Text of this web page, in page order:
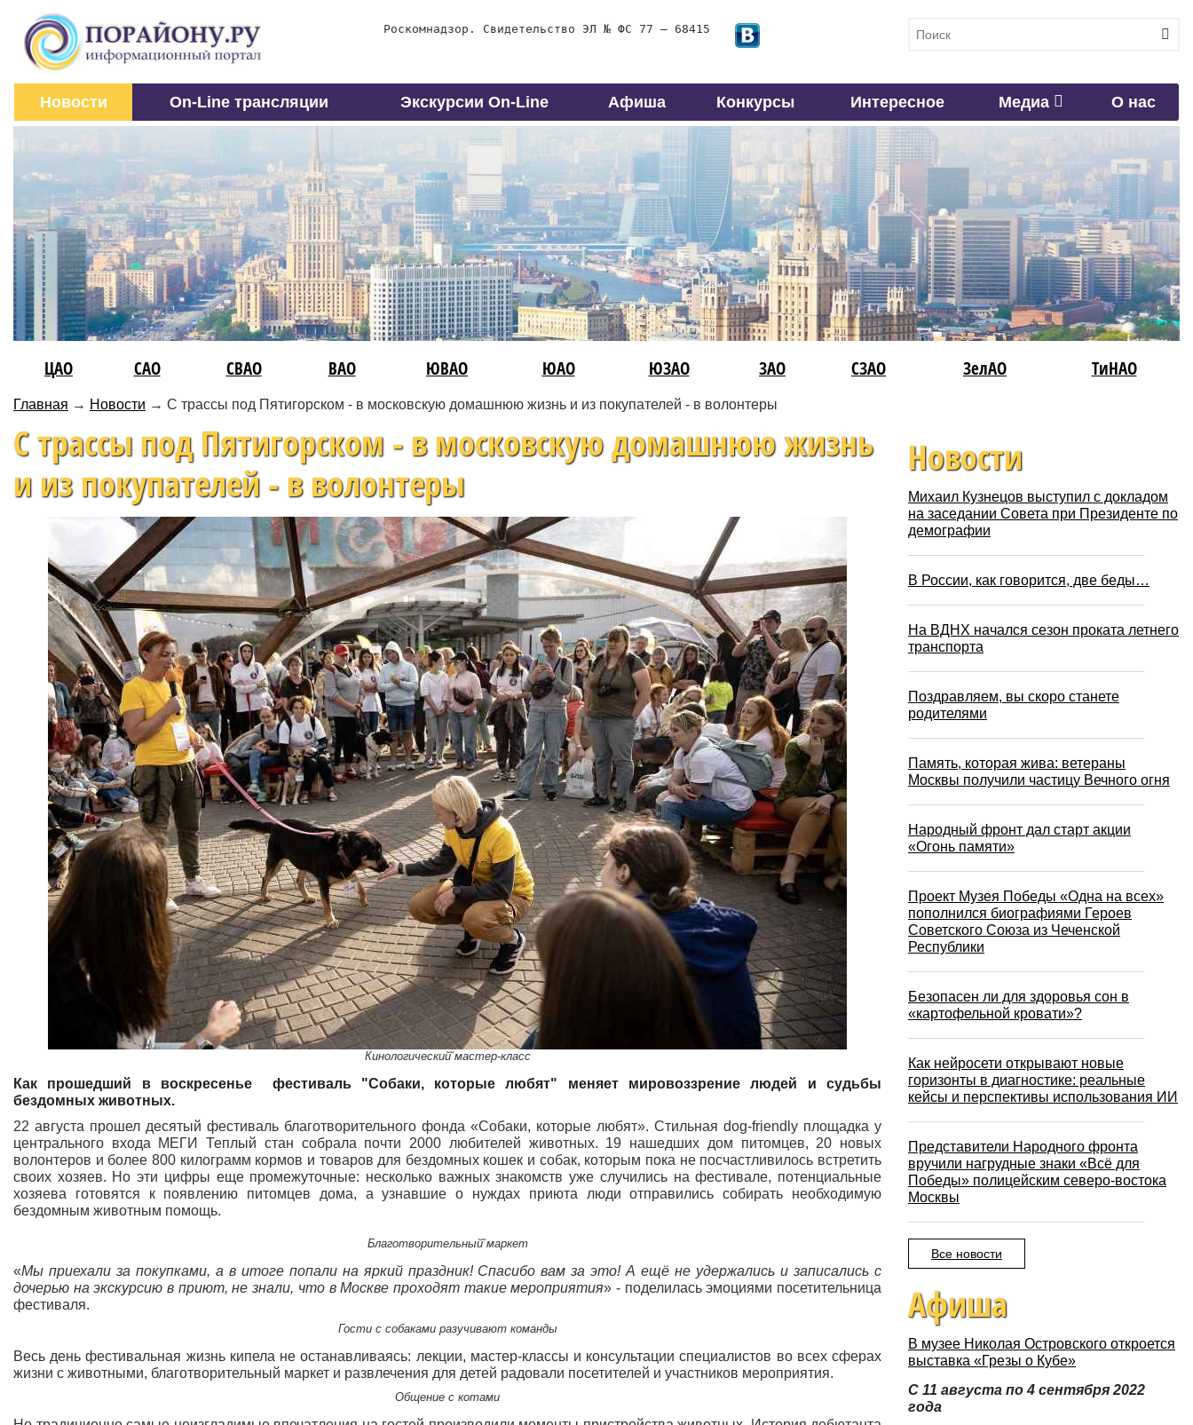
Роскомнадзор. Свидетельство ЭЛ № ФС 77 – 68415
Новости On-Line трансляции Экскурсии On-Line Афиша Конкурсы Интересное Медиа О нас
ЦАО САО СВАО ВАО ЮВАО ЮАО ЮЗАО ЗАО СЗАО ЗелАО ТиНАО
Главная → Новости → С трассы под Пятигорском - в московскую домашнюю жизнь и из покупателей - в волонтеры
С трассы под Пятигорском - в московскую домашнюю жизнь
и из покупателей - в волонтеры
Кинологический̆ мастер-класс
Как прошедший в воскресенье фестиваль "Собаки, которые любят" меняет мировоззрение людей и судьбы
бездомных животных.
22 августа прошел десятый фестиваль благотворительного фонда «Собаки, которые любят». Стильная dog-friendly площадка у
центрального входа МЕГИ Теплый стан собрала почти 2000 любителей животных. 19 нашедших дом питомцев, 20 новых
волонтеров и более 800 килограмм кормов и товаров для бездомных кошек и собак, которым пока не посчастливилось встретить
своих хозяев. Но эти цифры еще промежуточные: несколько важных знакомств уже случились на фестивале, потенциальные
хозяева готовятся к появлению питомцев дома, а узнавшие о нуждах приюта люди отправились собирать необходимую
бездомным животным помощь.
Благотворительный̆ маркет
«Мы приехали за покупками, а в итоге попали на яркий праздник! Спасибо вам за это! А ещё не удержались и записались с
дочерью на экскурсию в приют, не знали, что в Москве проходят такие мероприятия» - поделилась эмоциями посетительница
фестиваля.
Гости с собаками разучивают команды
Весь день фестивальная жизнь кипела не останавливаясь: лекции, мастер-классы и консультации специалистов во всех сферах
жизни с животными, благотворительный маркет и развлечения для детей радовали посетителей и участников мероприятия.
Общение с котами
Новости
Михаил Кузнецов выступил с докладом
на заседании Совета при Президенте по
демографии
В России, как говорится, две беды…
На ВДНХ начался сезон проката летнего
транспорта
Поздравляем, вы скоро станете
родителями
Память, которая жива: ветераны
Москвы получили частицу Вечного огня
Народный фронт дал старт акции
«Огонь памяти»
Проект Музея Победы «Одна на всех»
пополнился биографиями Героев
Советского Союза из Чеченской
Республики
Безопасен ли для здоровья сон в
«картофельной кровати»?
Как нейросети открывают новые
горизонты в диагностике: реальные
кейсы и перспективы использования ИИ
Представители Народного фронта
вручили нагрудные знаки «Всё для
Победы» полицейским северо-востока
Москвы
Все новости
Афиша
В музее Николая Островского откроется
выставка «Грезы о Кубе»
С 11 августа по 4 сентября 2022
года